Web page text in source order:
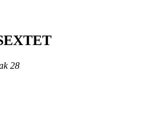
28